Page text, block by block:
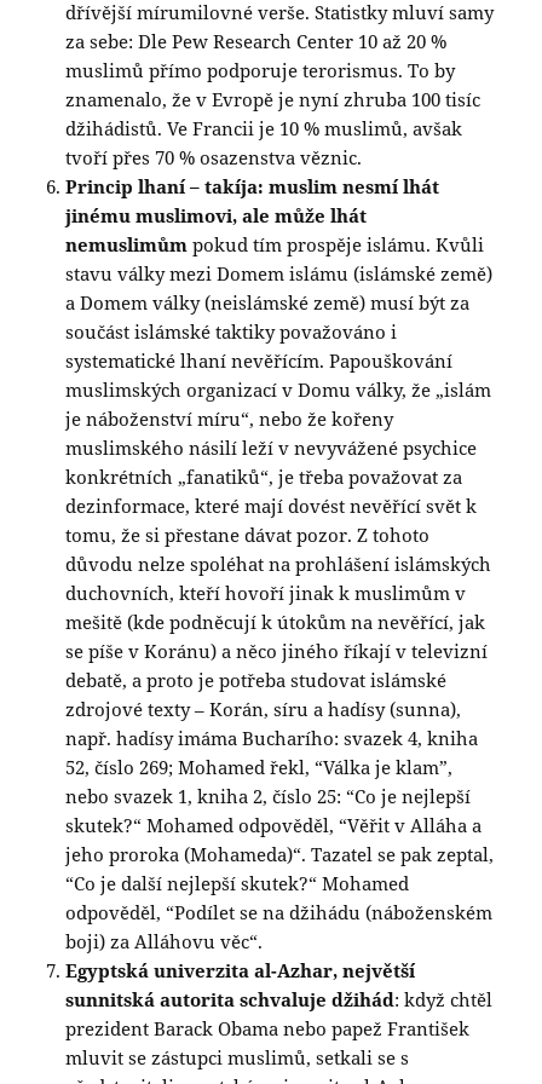
dřívější mírumilovné verše. Statistky mluví samy
za sebe: Dle Pew Research Center 10 až 20 %
muslimů přímo podporuje terorismus. To by
znamenalo, že v Evropě je nyní zhruba 100 tisíc
džihádistů. Ve Francii je 10 % muslimů, avšak
tvoří přes 70 % osazenstva věznic.
Princip lhaní – takíja: muslim nesmí lhát
jinému muslimovi, ale může lhát
nemuslimům pokud tím prospěje islámu. Kvůli
stavu války mezi Domem islámu (islámské země)
a Domem války (neislámské země) musí být za
součást islámské taktiky považováno i
systematické lhaní nevěřícím. Papouškování
muslimských organizací v Domu války, že „islám
je náboženství míru“, nebo že kořeny
muslimského násilí leží v nevyvážené psychice
konkrétních „fanatiků“, je třeba považovat za
dezinformace, které mají dovést nevěřící svět k
tomu, že si přestane dávat pozor. Z tohoto
důvodu nelze spoléhat na prohlášení islámských
duchovních, kteří hovoří jinak k muslimům v
mešitě (kde podněcují k útokům na nevěřící, jak
se píše v Koránu) a něco jiného říkají v televizní
debatě, a proto je potřeba studovat islámské
zdrojové texty – Korán, síru a hadísy (sunna),
např. hadísy imáma Bucharího: svazek 4, kniha
52, číslo 269; Mohamed řekl, “Válka je klam”,
nebo svazek 1, kniha 2, číslo 25: “Co je nejlepší
skutek?“ Mohamed odpověděl, “Věřit v Alláha a
jeho proroka (Mohameda)“. Tazatel se pak zeptal,
“Co je další nejlepší skutek?“ Mohamed
odpověděl, “Podílet se na džihádu (náboženském
boji) za Alláhovu věc“.
Egyptská univerzita al-Azhar, největší
sunnitská autorita schvaluje džihád: když chtěl
prezident Barack Obama nebo papež František
mluvit se zástupci muslimů, setkali se s